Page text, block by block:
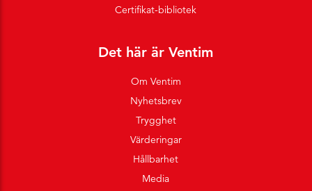
Certifikat-bibliotek
Det här är Ventim
Om Ventim
Nyhetsbrev
Trygghet
Värderingar
Hållbarhet
Media